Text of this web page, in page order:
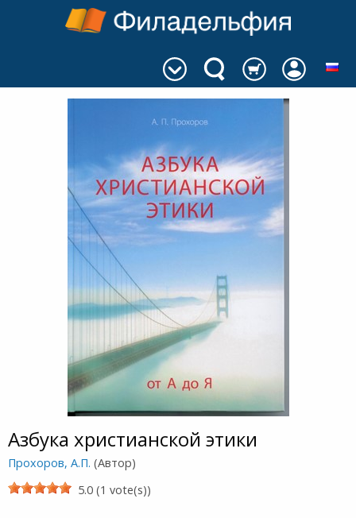
Азбука христианской этики
Прохоров, А.П. (Автор)
5.0 (1 vote(s))